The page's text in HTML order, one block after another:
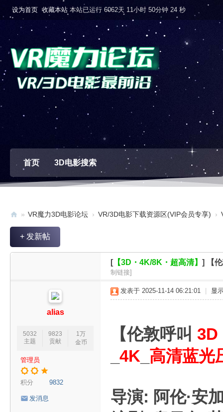
设为首页 收藏本站 本站已运行 6062天 11小时 50分钟 25 秒
首页 3D电影搜索
V
» VR魔力3D电影论坛 › VR/3D电影下载资源区(VIP会员专享) ›
+ 发新帖
[【3D・4K/8K・超高清】 ] 【
制链接]
alias
5032
主题
9823
贡献
1万
金币
管理员
积分 9832
发消息
发表于 2025-11-14 06:21:01 显
【伦敦呼叫 3D
4K 高清蓝光
导演: 阿伦·安